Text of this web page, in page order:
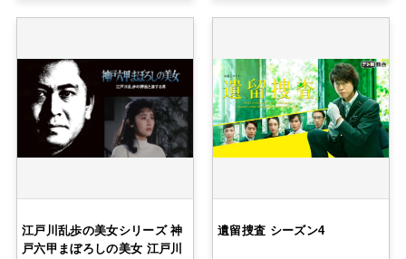
江戸川乱歩の美女シリーズ 神
戸六甲まぼろしの美女 江戸川
遺留捜査 シーズン4